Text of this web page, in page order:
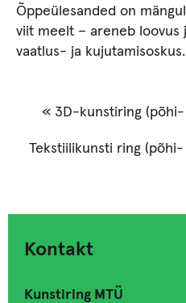
Õppeülesanded on
viit meelt – areneb loovus
vaatlus- ja kujutamisoskus.
« 3D-kunstiring (põhi-
Tekstiilikunsti ring
Kontakt
Kunstiring MTÜ